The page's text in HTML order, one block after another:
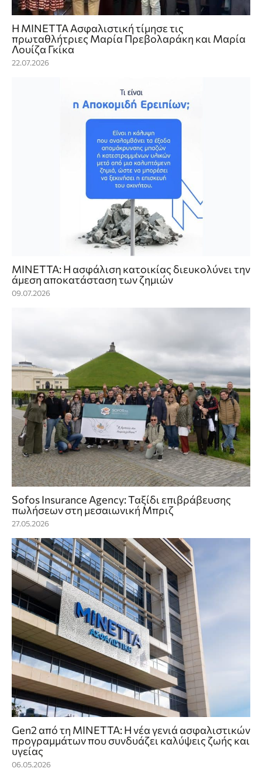
Η ΜΙΝΕΤΤΑ Ασφαλιστική τίμησε τις
πρωταθλήτριες Μαρία Πρεβολαράκη και Μαρία
Λουίζα Γκίκα
22.07.2026
ΜΙΝΕΤΤΑ: Η ασφάλιση κατοικίας διευκολύνει την
άμεση αποκατάσταση των ζημιών
09.07.2026
Sofos Insurance Agency: Ταξίδι επιβράβευσης
πωλήσεων στη μεσαιωνική Μπριζ
27.05.2026
Gen2 από τη ΜΙΝΕΤΤΑ: Η νέα γενιά ασφαλιστικών
προγραμμάτων που συνδυάζει καλύψεις ζωής και
υγείας
06.05.2026